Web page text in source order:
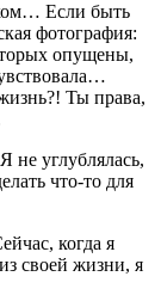
Если быть
фотография:
опущены,
Ты права,
не углублялась,
что-то для
когда я
своей жизни, я